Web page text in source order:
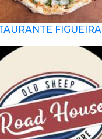
FIGUEIRA